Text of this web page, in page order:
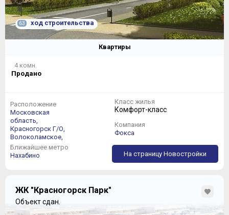
63 ход строительства
Квартиры
4 комн.
Продано
Расположение
Московская
область,
Красногорск Г/О,
Волоколамское,
Ближайшее метро
Нахабино
Класс жилья
Комфорт-класс
Компания
Фокса
На страницу Новостройки
ЖК "Красногорск Парк"
Объект сдан.